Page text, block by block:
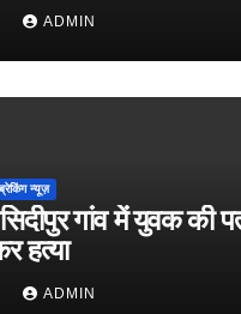
ADMIN
ब्रेकिंग न्यूज़
गांव में युवक की
हत्या
ADMIN